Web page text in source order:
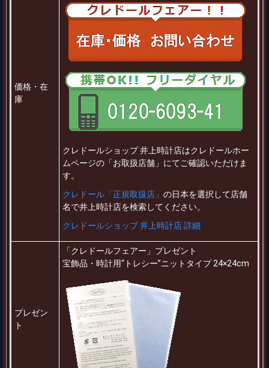
価格・在
庫
クレドールショップ 井上時計店はクレドールホー
ムページの「お取扱店舗」にてご確認いただけま
す。
クレドール「正規取扱店」 の日本を選択して店舗
名で井上時計店を検索してください。
クレドールショップ 井上時計店 詳細
プレゼン
ト
「クレドールフェアー」プレゼント
宝飾品・時計用“トレシー”ニットタイプ 24×24cm